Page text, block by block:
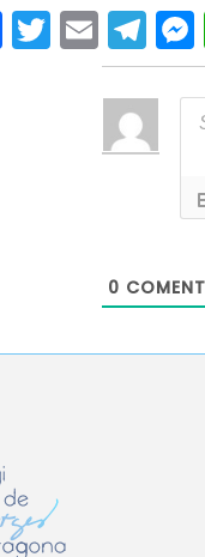
Facebook
Twitter
Email
0